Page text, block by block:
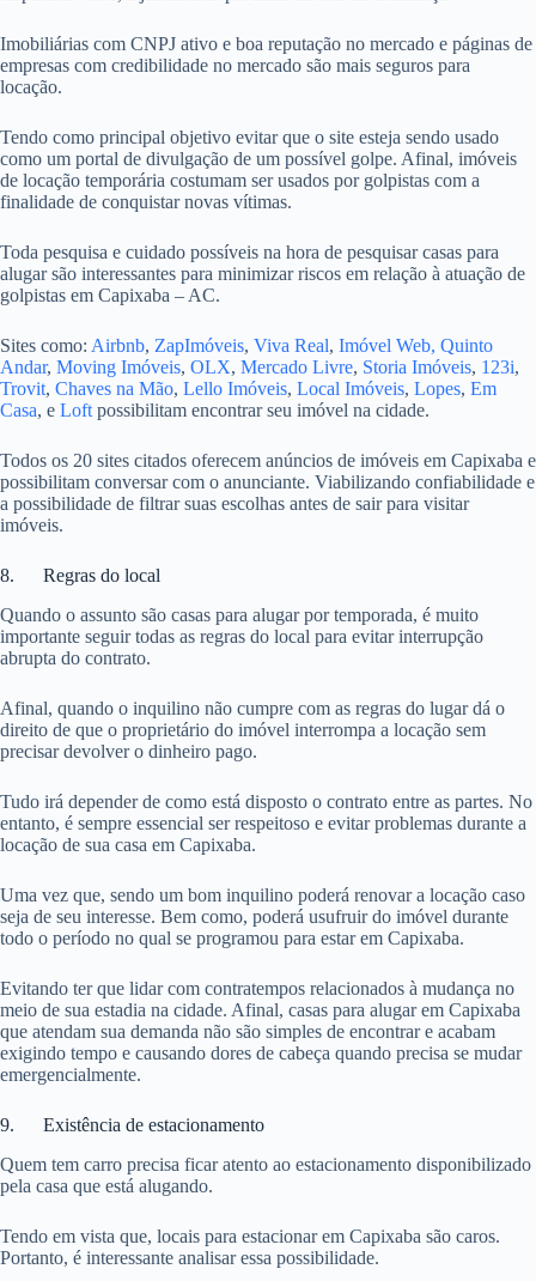
Imobiliárias com CNPJ ativo e boa reputação no mercado e páginas de
empresas com credibilidade no mercado são mais seguros para
locação.
Tendo como principal objetivo evitar que o site esteja sendo usado
como um portal de divulgação de um possível golpe. Afinal, imóveis
de locação temporária costumam ser usados por golpistas com a
finalidade de conquistar novas vítimas.
Toda pesquisa e cuidado possíveis na hora de pesquisar casas para
alugar são interessantes para minimizar riscos em relação à atuação de
golpistas em Capixaba – AC.
Sites como: Airbnb, ZapImóveis, Viva Real, Imóvel Web, Quinto
Andar, Moving Imóveis, OLX, Mercado Livre, Storia Imóveis, 123i,
Trovit, Chaves na Mão, Lello Imóveis, Local Imóveis, Lopes, Em
Casa, e Loft possibilitam encontrar seu imóvel na cidade.
Todos os 20 sites citados oferecem anúncios de imóveis em Capixaba e
possibilitam conversar com o anunciante. Viabilizando confiabilidade e
a possibilidade de filtrar suas escolhas antes de sair para visitar
imóveis.
8. Regras do local
Quando o assunto são casas para alugar por temporada, é muito
importante seguir todas as regras do local para evitar interrupção
abrupta do contrato.
Afinal, quando o inquilino não cumpre com as regras do lugar dá o
direito de que o proprietário do imóvel interrompa a locação sem
precisar devolver o dinheiro pago.
Tudo irá depender de como está disposto o contrato entre as partes. No
entanto, é sempre essencial ser respeitoso e evitar problemas durante a
locação de sua casa em Capixaba.
Uma vez que, sendo um bom inquilino poderá renovar a locação caso
seja de seu interesse. Bem como, poderá usufruir do imóvel durante
todo o período no qual se programou para estar em Capixaba.
Evitando ter que lidar com contratempos relacionados à mudança no
meio de sua estadia na cidade. Afinal, casas para alugar em Capixaba
que atendam sua demanda não são simples de encontrar e acabam
exigindo tempo e causando dores de cabeça quando precisa se mudar
emergencialmente.
9. Existência de estacionamento
Quem tem carro precisa ficar atento ao estacionamento disponibilizado
pela casa que está alugando.
Tendo em vista que, locais para estacionar em Capixaba são caros.
Portanto, é interessante analisar essa possibilidade.